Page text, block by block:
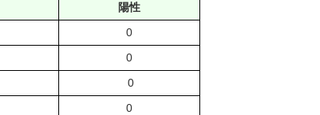
数
陽性
0
0
0
0